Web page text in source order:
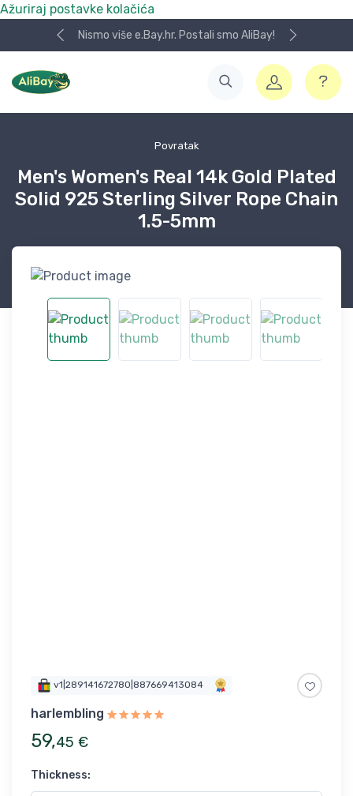
Ažuriraj postavke kolačića
Nismo više e.Bay.hr. Postali smo AliBay!
Povratak
Men's Women's Real 14k Gold Plated
Solid 925 Sterling Silver Rope Chain
1.5-5mm
v1|289141672780|887669413084
harlembling
59,45 €
Thickness: